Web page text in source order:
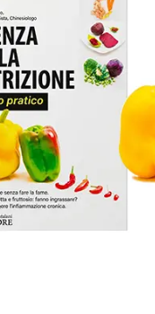
della struttura e […]